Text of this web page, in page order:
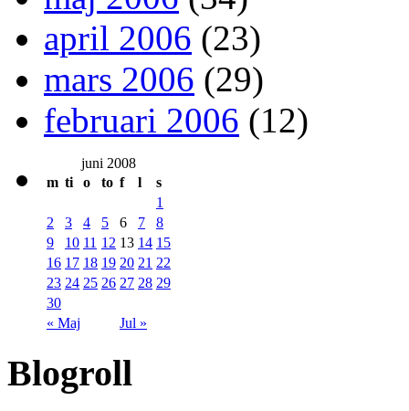
april 2006 (23)
mars 2006 (29)
februari 2006 (12)
juni 2008
m ti o to f l s
« Maj Jul »
1
2
3 4 5 6 7
8
9
10 11 12 13 14 15
16 17 18 19 20 21 22
23 24 25 26 27 28 29
30
Blogroll